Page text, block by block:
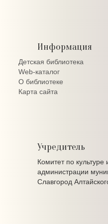
Информация
Детская библиотека
Web-каталог
О библиотеке
Карта сайта
Учредитель
Комитет по
администрации
Славгород